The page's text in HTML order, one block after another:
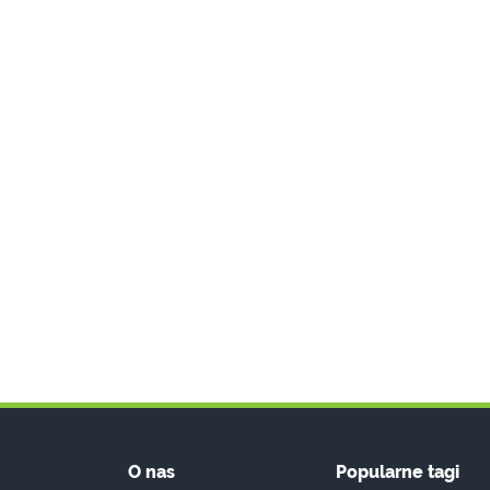
O nas Popularne tagi